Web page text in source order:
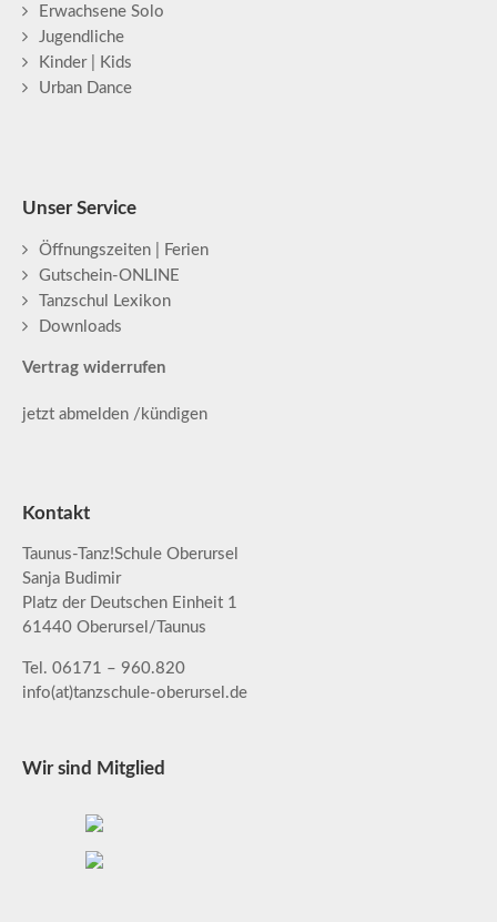
Erwachsene Solo
Jugendliche
Kinder | Kids
Urban Dance
Unser Service
Öffnungszeiten | Ferien
Gutschein-ONLINE
Tanzschul Lexikon
Downloads
Vertrag widerrufen
jetzt abmelden /kündigen
Kontakt
Taunus-Tanz!Schule Oberursel
Sanja Budimir
Platz der Deutschen Einheit 1
61440 Oberursel/Taunus
Tel. 06171 – 960.820
info(at)tanzschule-oberursel.de
Wir sind Mitglied